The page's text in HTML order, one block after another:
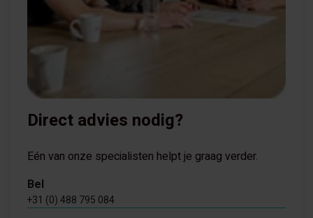
Direct advies nodig?
Eén van onze specialisten helpt je graag verder.
Bel
+31 (0) 488 795 084